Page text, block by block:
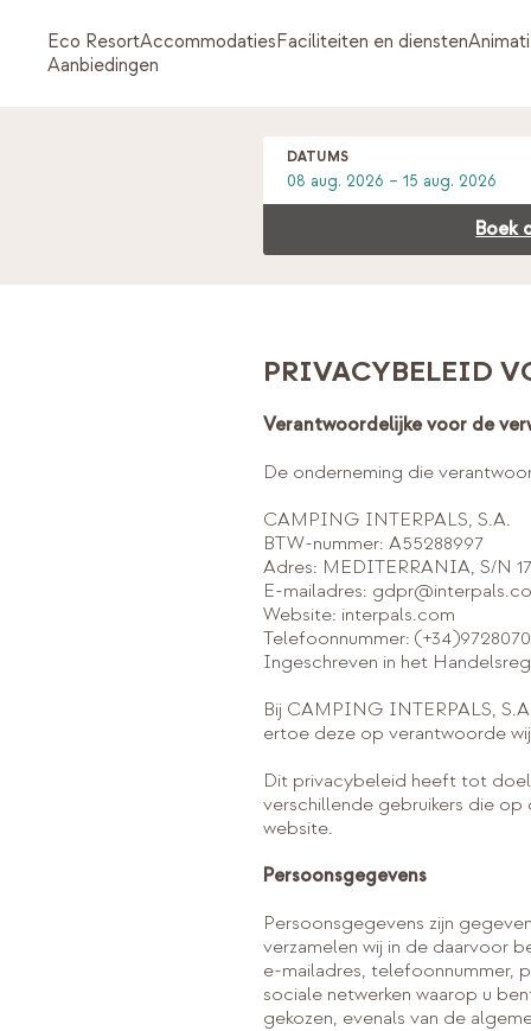
Eco ResortAccommodatiesFaciliteiten en diensten
Aanbiedingen
DATUMS
Boek
PRIVACYBELEID
Verantwoordelijke voor de
De onderneming die
CAMPING INTERPALS, S.A.
BTW-nummer: A55288997
Adres: MEDITERRANIA, S/N
E-mailadres:
Website: interpals.com
Telefoonnummer:
Ingeschreven in het
Bij CAMPING INTERPALS,
ertoe deze op verantwoorde
Dit privacybeleid heeft tot
verschillende gebruikers die
website.
Persoonsgegevens
Persoonsgegevens zijn
verzamelen wij in de daarvoor
e-mailadres, telefoonnummer,
sociale netwerken waarop u
gekozen, evenals van de